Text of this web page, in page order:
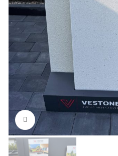
Kliknij, aby powiększyć